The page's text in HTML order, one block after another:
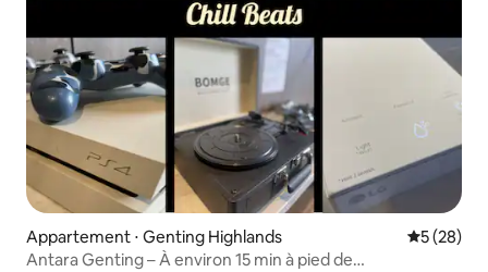
Appartement ⋅ Genting Highlands
5 (28)
Antara Genting – À environ 15 min à pied de